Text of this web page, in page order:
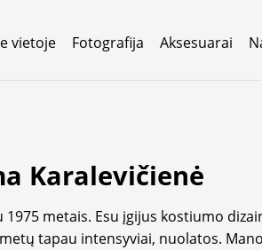
vietoje Fotografija Aksesuarai
Karalevičienė
1975 metais. Esu įgijus kostiumo
tapau intensyviai, nuolatos.